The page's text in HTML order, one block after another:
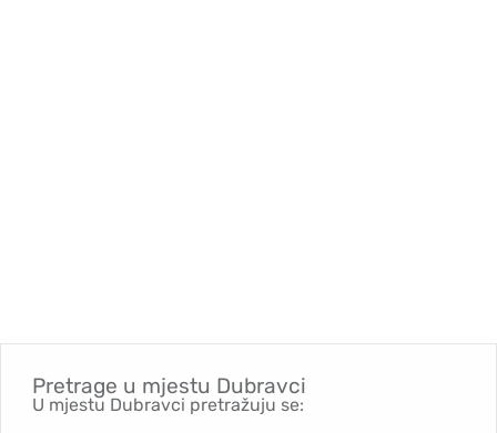
Pretrage u mjestu Dubravci
U mjestu Dubravci pretražuju se: